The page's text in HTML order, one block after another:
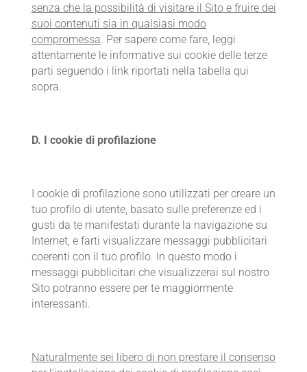
senza che la possibilità di visitare il Sito e fruire dei
suoi contenuti sia in qualsiasi modo
compromessa. Per sapere come fare, leggi
attentamente le informative sui cookie delle terze
parti seguendo i link riportati nella tabella qui
sopra.
D. I cookie di profilazione
I cookie di profilazione sono utilizzati per creare un
tuo profilo di utente, basato sulle preferenze ed i
gusti da te manifestati durante la navigazione su
Internet, e farti visualizzare messaggi pubblicitari
coerenti con il tuo profilo. In questo modo i
messaggi pubblicitari che visualizzerai sul nostro
Sito potranno essere per te maggiormente
interessanti.
Naturalmente sei libero di non prestare il consenso